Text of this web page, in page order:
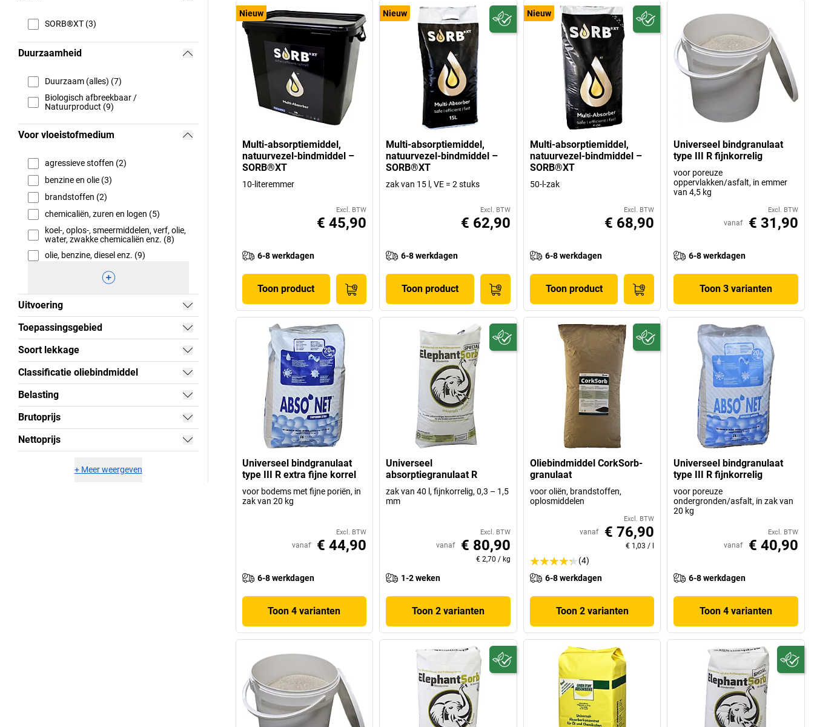
SORB®XT (3)
Duurzaamheid
Duurzaam (alles) (7)
Biologisch afbreekbaar /
Natuurproduct (9)
Voor vloeistofmedium
agressieve stoffen (2)
benzine en olie (3)
brandstoffen (2)
chemicaliën, zuren en logen (5)
koel-, oplos-, smeermiddelen, verf, olie,
water, zwakke chemicaliën enz. (8)
olie, benzine, diesel enz. (9)
Uitvoering
Toepassingsgebied
Soort lekkage
Classificatie oliebindmiddel
Belasting
Brutoprijs
Nettoprijs
+ Meer weergeven
Nieuw
Multi-absorptiemiddel,
natuurvezel-bindmiddel –
SORB®XT
10-literemmer
Excl. BTW
€ 45,90
6-8 werkdagen
Toon product
Nieuw
Multi-absorptiemiddel,
natuurvezel-bindmiddel –
SORB®XT
zak van 15 l, VE = 2 stuks
Excl. BTW
€ 62,90
6-8 werkdagen
Toon product
Nieuw
Multi-absorptiemiddel,
natuurvezel-bindmiddel –
SORB®XT
50-l-zak
Excl. BTW
€ 68,90
6-8 werkdagen
Toon product
Universeel bindgranulaat
type III R fijnkorrelig
voor poreuze
oppervlakken/asfalt, in emmer
van 4,5 kg
Excl. BTW
vanaf € 31,90
6-8 werkdagen
Toon 3 varianten
Universeel bindgranulaat
type III R extra fijne korrel
voor bodems met fijne poriën, in
zak van 20 kg
Excl. BTW
vanaf € 44,90
6-8 werkdagen
Toon 4 varianten
Universeel
absorptiegranulaat R
zak van 40 l, fijnkorrelig, 0,3 – 1,5
mm
Excl. BTW
vanaf € 80,90
€ 2,70 / kg
1-2 weken
Toon 2 varianten
Oliebindmiddel CorkSorb-
granulaat
voor oliën, brandstoffen,
oplosmiddelen
Excl. BTW
vanaf € 76,90
€ 1,03 /
(4)
6-8 werkdagen
Toon 2 varianten
Universeel bindgranulaat
type III R fijnkorrelig
voor poreuze
ondergronden/asfalt, in zak van
20 kg
Excl. BTW
vanaf € 40,90
6-8 werkdagen
Toon 4 varianten